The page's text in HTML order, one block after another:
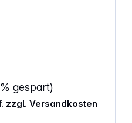
DECT DUO, Magic 5
Smart, PPF-620E,
631E, PPF-632, PPF-
PPF-650 Series, PPF-
675, PPF-676, PPF-676E,
gespart)
zzgl. Versandkosten